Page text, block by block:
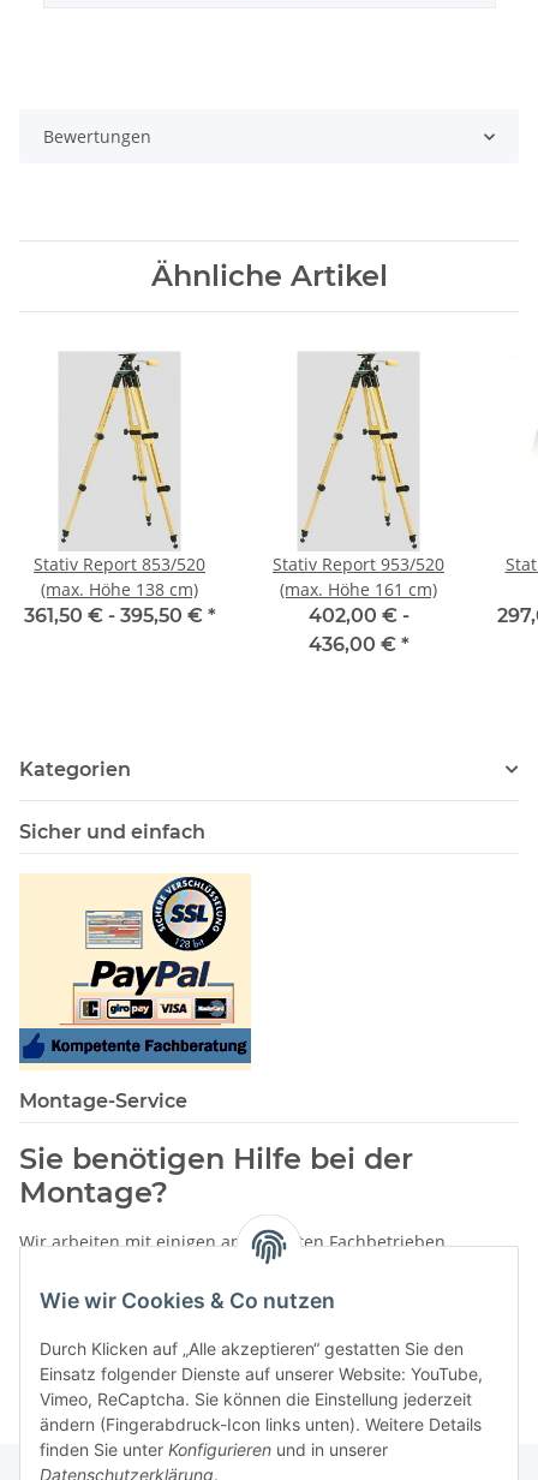
Wie wir Cookies & Co nutzen
Durch Klicken auf „Alle akzeptieren“ gestatten Sie den
Einsatz folgender Dienste auf unserer Website: YouTube,
Vimeo, ReCaptcha. Sie können die Einstellung jederzeit
ändern (Fingerabdruck-Icon links unten). Weitere Details
finden Sie unter Konfigurieren und in unserer
Datenschutzerklärung.
Bewertungen
Ähnliche Artikel
Stativ Report 853/520
(max. Höhe 138 cm)
361,50 € - 395,50 € *
Stativ Report 953/520
(max. Höhe 161 cm)
402,00 € -
436,00 € *
Kategorien
Sicher und einfach
Montage-Service
Sie benötigen Hilfe bei der
Montage?
Wir arbeiten mit einigen anerkannten Fachbetrieben
Rufen Sie uns einfach an:
oder schreiben Sie uns eine eMail!